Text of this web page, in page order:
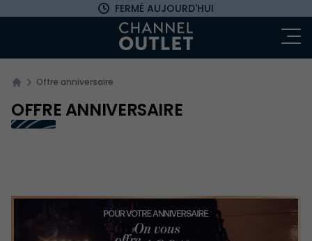
FERMÉ AUJOURD'HUI
Offre anniversaire
OFFRE ANNIVERSAIRE